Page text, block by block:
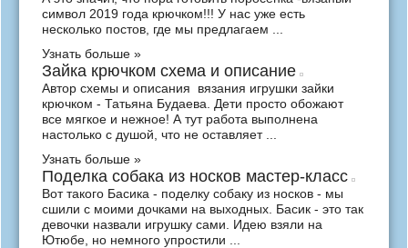
символ 2019 года крючком!!! У нас уже есть
несколько постов, где мы предлагаем ...
Узнать больше »
Зайка крючком схема и описание
Автор схемы и описания вязания игрушки зайки
крючком - Татьяна Будаева. Дети просто обожают
все мягкое и нежное! А тут работа выполнена
настолько с душой, что не оставляет ...
Узнать больше »
Поделка собака из носков мастер-класс
Вот такого Басика - поделку собаку из носков - мы
сшили с моими дочками на выходных. Басик - это так
девочки назвали игрушку сами. Идею взяли на
Ютюбе, но немного упростили ...